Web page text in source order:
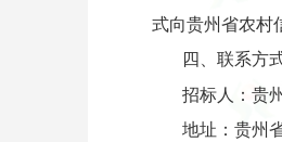
式向贵州省农村
四、联系方
招标人：贵
地址：贵州